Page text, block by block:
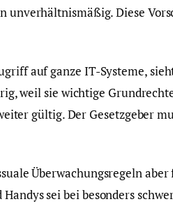
unverhältnismäßig. Diese
auf ganze IT-Systeme,
weil sie wichtige
gültig. Der Gesetzgeber
Überwachungsregeln aber
sei bei besonders